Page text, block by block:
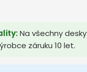
Na všechny desky
záruku 10 let.